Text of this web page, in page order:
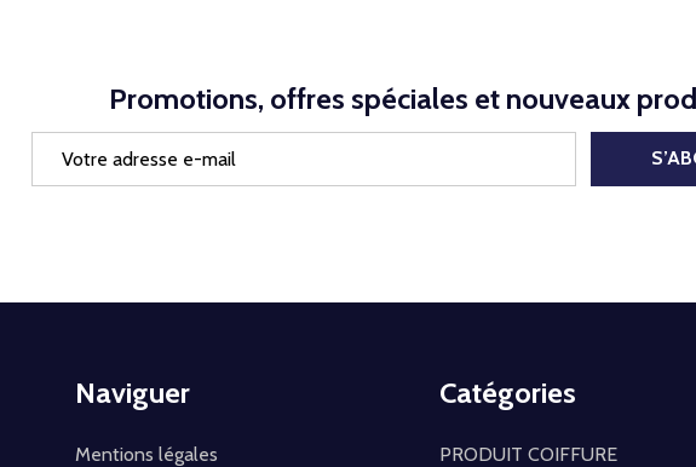
Promotions, offres spéciales et nouveaux
Naviguer
Mentions légales
Catégories
PRODUIT COIFFURE